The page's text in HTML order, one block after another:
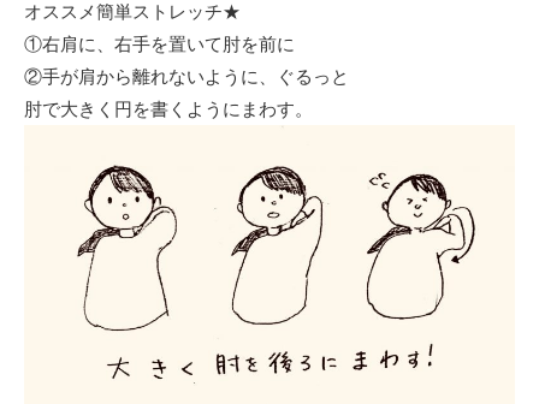
オススメ簡単ストレッチ★
①右肩に、右手を置いて肘を前に
②手が肩から離れないように、ぐるっと
肘で大きく円を書くようにまわす。